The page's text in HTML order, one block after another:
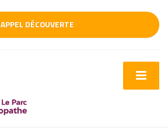
APPEL DÉCOUVERTE